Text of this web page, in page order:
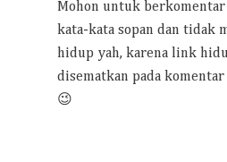
Mohon untuk berkomentar
kata-kata sopan dan tidak
hidup yah, karena link
disematkan pada komentar
😉